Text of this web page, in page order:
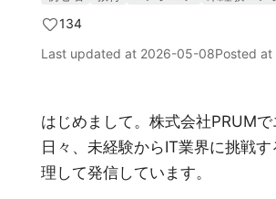
134
Last updated at 2026-05-08Posted at
はじめまして。株式会社PRUM
日々、未経験からIT業界に挑戦
理して発信しています。